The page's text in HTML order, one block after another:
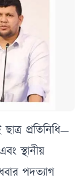
প্রতিনিধি—
স্থানীয়
পদত্যাগ